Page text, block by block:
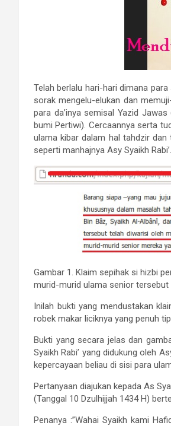
Telah berlalu hari-hari dimana
sorak mengelu-elukan dan
para da’inya semisal Yazid
bumi Pertiwi). Cercaannya serta
ulama kibar dalam hal tahdzir
seperti manhajnya Asy Syaikh
Gambar 1. Klaim sepihak si hizbi
murid-murid ulama senior tersebut
Inilah bukti yang mendustakan
robek makar liciknya yang penuh
Bukti yang secara jelas dan
Syaikh Rabi’ yang didukung oleh
kepercayaan beliau di sisi para
Pertanyaan diajukan kepada As
(Tanggal 10 Dzulhijjah 1434 H)
Penanya :”Wahai Syaikh kami